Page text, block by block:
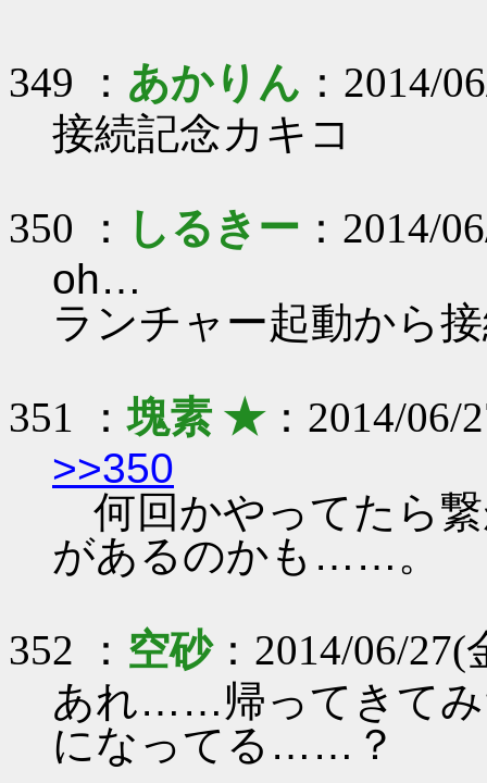
349 ： あかりん ：2014/
接続記念カキコ
350 ： しるきー ：2014/
oh…
ランチャー起動から
351 ：塊素 ★：2014/06/
>>350
何回かやってたら
があるのかも……。
352 ： 空砂：2014/06/27(
あれ……帰ってきてみ
になってる……？